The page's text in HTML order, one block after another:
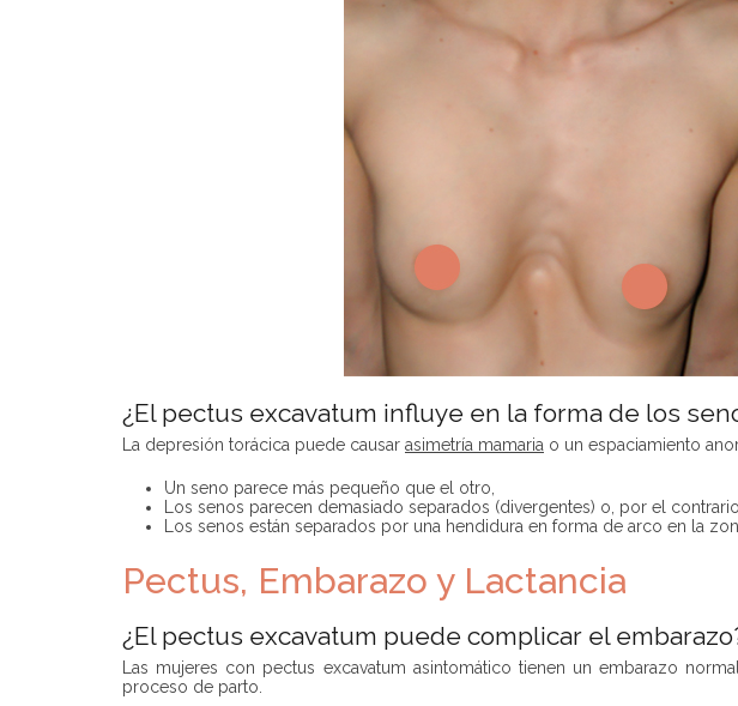
¿El pectus excavatum influye en la forma de los
La depresión torácica puede causar asimetría mamaria o un espaciamiento
Un seno parece más pequeño que el otro,
Los senos parecen demasiado separados (divergentes) o, por el
Los senos están separados por una hendidura en forma de arco en la
Pectus, Embarazo y Lactancia
¿El pectus excavatum puede complicar el
Las mujeres con pectus excavatum asintomático tienen un embarazo
proceso de parto.